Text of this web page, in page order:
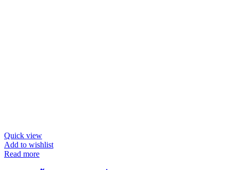
Quick view
Add to wishlist
Read more